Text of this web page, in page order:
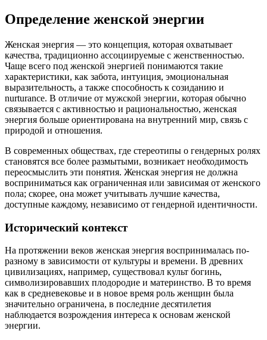
Определение женской энергии
Женская энергия — это концепция, которая охватывает
качества, традиционно ассоциируемые с женственностью.
Чаще всего под женской энергией понимаются такие
характеристики, как забота, интуиция, эмоциональная
выразительность, а также способность к созиданию и
nurturance. В отличие от мужской энергии, которая обычно
связывается с активностью и рациональностью, женская
энергия больше ориентирована на внутренний мир, связь с
природой и отношения.
В современных обществах, где стереотипы о гендерных ролях
становятся все более размытыми, возникает необходимость
переосмыслить эти понятия. Женская энергия не должна
восприниматься как ограниченная или зависимая от женского
пола; скорее, она может учитывать лучшие качества,
доступные каждому, независимо от гендерной идентичности.
Исторический контекст
На протяжении веков женская энергия воспринималась по-
разному в зависимости от культуры и времени. В древних
цивилизациях, например, существовал культ богинь,
символизировавших плодородие и материнство. В то время
как в средневековье и в новое время роль женщин была
значительно ограничена, в последние десятилетия
наблюдается возрождения интереса к основам женской
энергии.